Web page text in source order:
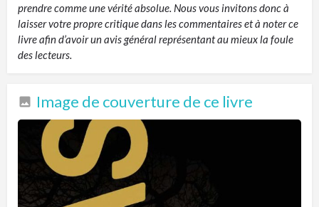
prendre comme une vérité absolue. Nous vous invitons donc à
laisser votre propre critique dans les commentaires et à noter ce
livre afin d’avoir un avis général représentant au mieux la foule
des lecteurs.
Image de couverture de ce livre